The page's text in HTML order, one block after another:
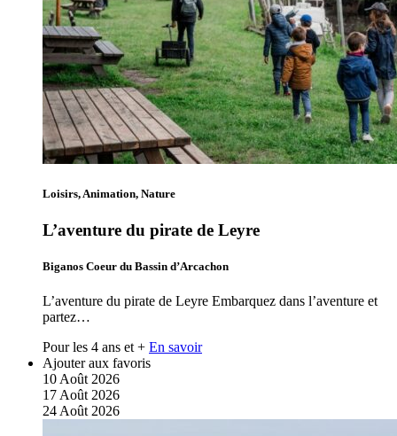
Loisirs, Animation, Nature
L’aventure du pirate de Leyre
Biganos Coeur du Bassin d’Arcachon
L’aventure du pirate de Leyre Embarquez dans l’aventure et
partez…
Pour les 4 ans et + En savoir
Ajouter aux favoris
10 Août 2026
17 Août 2026
24 Août 2026